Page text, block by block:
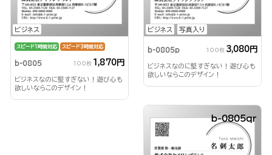
ビジネス
スピード1時間対応 スピード3時間対応
b-0805 100枚 1,870円
ビジネスなのに堅すぎない！遊び心も
欲しいならこのデザイン！
ビジネス 写真入り
b-0805p 100枚 3,080円
ビジネスなのに堅すぎない！遊び心も
欲しいならこのデザイン！
b-0805qr